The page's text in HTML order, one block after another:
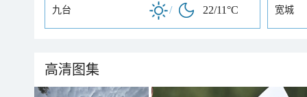
九台 / 22/11°C 宽城
高清图集